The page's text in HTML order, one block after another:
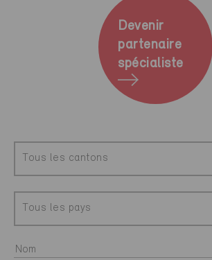
Devenir
partenaire
spécialiste
Tous les cantons
Tous les pays